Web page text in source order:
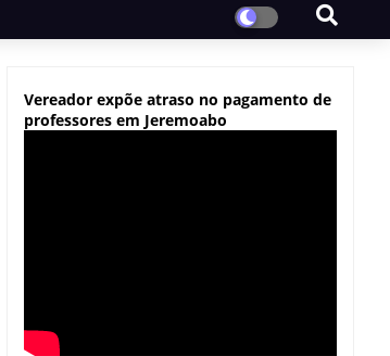
Vereador expõe atraso no pagamento de
professores em Jeremoabo